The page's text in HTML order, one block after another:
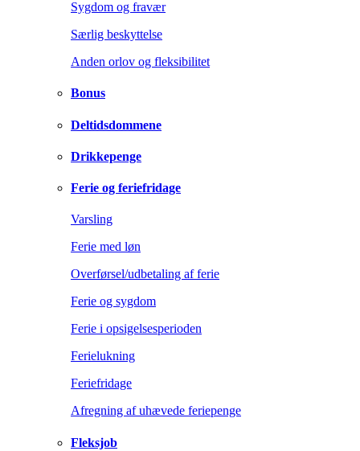
Sygdom og fravær
Særlig beskyttelse
Anden orlov og fleksibilitet
Bonus
Deltidsdommene
Drikkepenge
Ferie og feriefridage
Varsling
Ferie med løn
Overførsel/udbetaling af ferie
Ferie og sygdom
Ferie i opsigelsesperioden
Ferielukning
Feriefridage
Afregning af uhævede feriepenge
Fleksjob